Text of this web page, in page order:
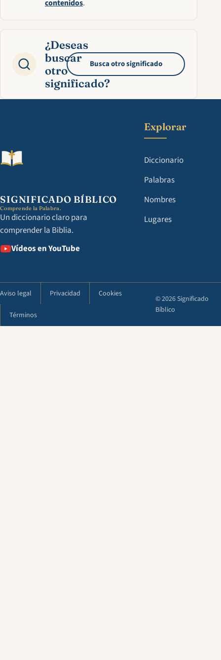
contenidos.
¿Deseas
buscar
otro
significado?
Busca otro significado
SIGNIFICADO BÍBLICO
Comprende la Palabra.
Un diccionario claro para
comprender la Biblia.
Vídeos en YouTube
Explorar
Diccionario
Palabras
Nombres
Lugares
Aviso legal Privacidad Cookies
Términos
© 2026 Significado
Bíblico